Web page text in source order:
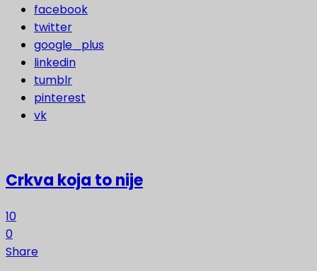
facebook
twitter
google_plus
linkedin
tumblr
pinterest
vk
Crkva koja to nije
10
0
Share